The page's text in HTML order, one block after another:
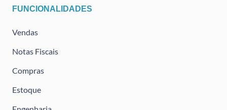
FUNCIONALIDADES
Vendas
Notas Fiscais
Compras
Estoque